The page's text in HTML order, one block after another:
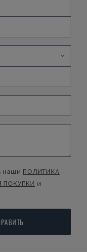
наши ПОЛИТИКА
ПОКУПКИ и